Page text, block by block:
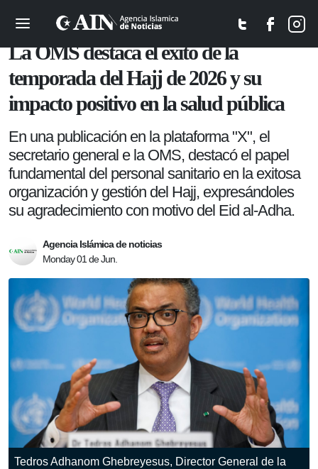
Sociedad
La OMS destaca el éxito de la
temporada del Hajj de 2026 y su
impacto positivo en la salud pública
En una publicación en la plataforma "X", el
secretario general e la OMS, destacó el papel
fundamental del personal sanitario en la exitosa
organización y gestión del Hajj, expresándoles
su agradecimiento con motivo del Eid al-Adha.
Agencia Islámica de noticias
Monday 01 de Jun.
Tedros Adhanom Ghebreyesus, Director General de la